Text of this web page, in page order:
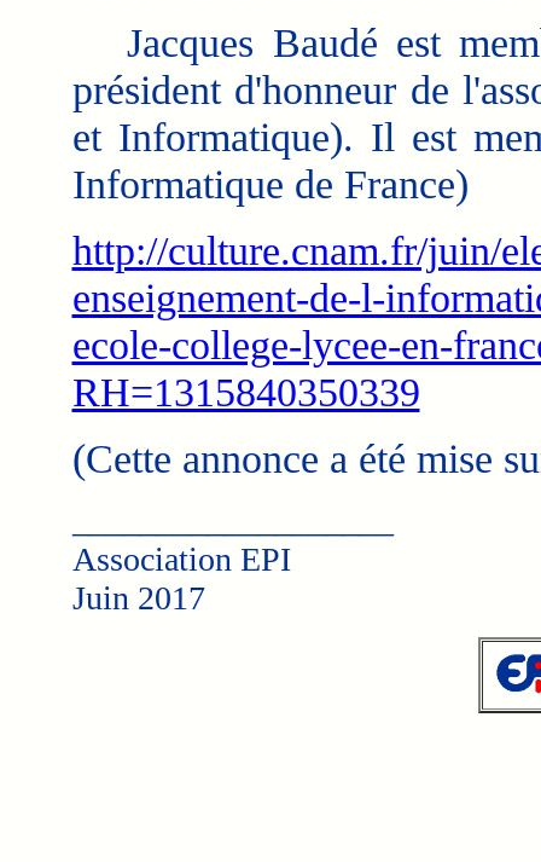
Jacques Baudé est
président d'honneur de
et Informatique). Il est
Informatique de France)
http://culture.cnam.fr/juin/
enseignement-de-l-
ecole-college-lycee-en-
RH=1315840350339
(Cette annonce a été mise
Association EPI
Juin 2017